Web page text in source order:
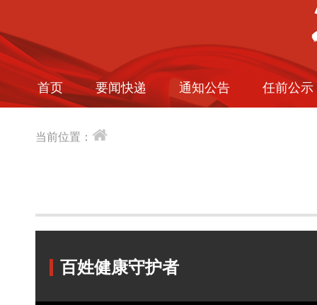
首页 要闻快递 通知公告 任前公示
当前位置：
百姓健康守护者